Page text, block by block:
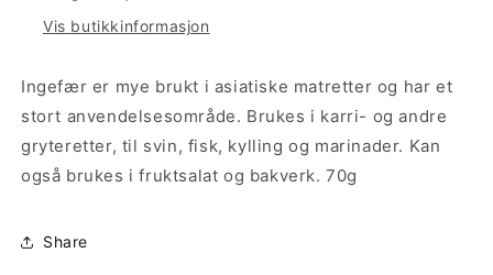
Vis butikkinformasjon
Ingefær er mye brukt i asiatiske matretter og har et
stort anvendelsesområde. Brukes i karri- og andre
gryteretter, til svin, fisk, kylling og marinader. Kan
også brukes i fruktsalat og bakverk. 70g
Share